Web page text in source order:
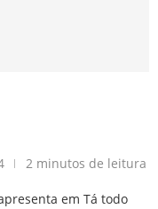
2 minutos de leitura
em Tá todo